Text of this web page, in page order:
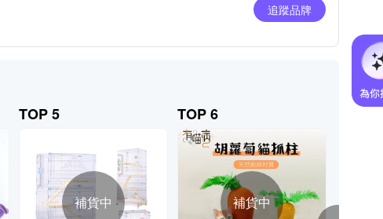
追蹤品牌
TOP 5
補貨中
TOP 6
補貨中